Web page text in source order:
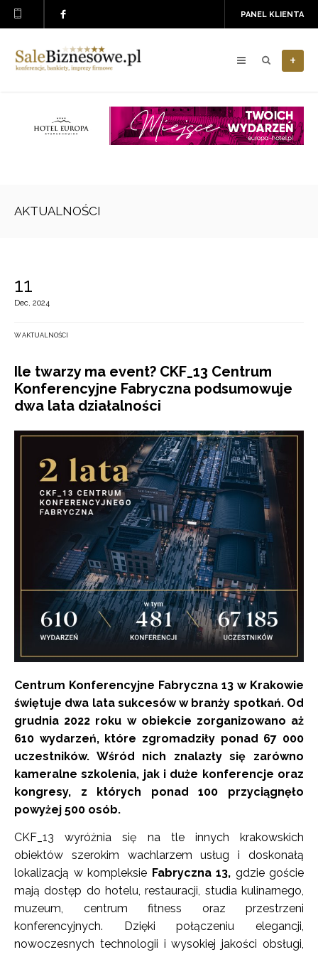
PANEL KLIENTA
+
AKTUALNOŚCI
11
Dec, 2024
W AKTUALNOŚCI
Ile twarzy ma event? CKF_13 Centrum
Konferencyjne Fabryczna podsumowuje
dwa lata działalności
Centrum Konferencyjne Fabryczna 13 w Krakowie
świętuje dwa lata sukcesów w branży spotkań. Od
grudnia 2022 roku w obiekcie zorganizowano aż
610 wydarzeń, które zgromadziły ponad 67 000
uczestników. Wśród nich znalazły się zarówno
kameralne szkolenia, jak i duże konferencje oraz
kongresy, z których ponad 100 przyciągnęło
powyżej 500 osób.
CKF_13 wyróżnia się na tle innych krakowskich
obiektów szerokim wachlarzem usług i doskonałą
lokalizacją w kompleksie Fabryczna 13, gdzie goście
mają dostęp do hotelu, restauracji, studia kulinarnego,
muzeum, centrum fitness oraz przestrzeni
konferencyjnych. Dzięki połączeniu elegancji,
nowoczesnych technologii i wysokiej jakości obsługi,